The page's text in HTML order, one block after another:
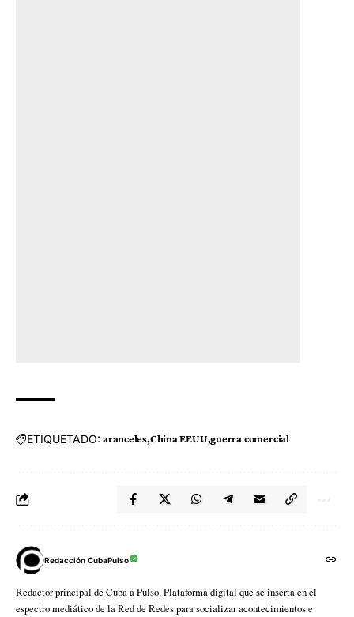
ETIQUETADO: aranceles China EEUU guerra comercial
Redacción CubaPulso
Redactor principal de Cuba a Pulso. Plataforma digital que se inserta en el
espectro mediático de la Red de Redes para socializar acontecimientos e